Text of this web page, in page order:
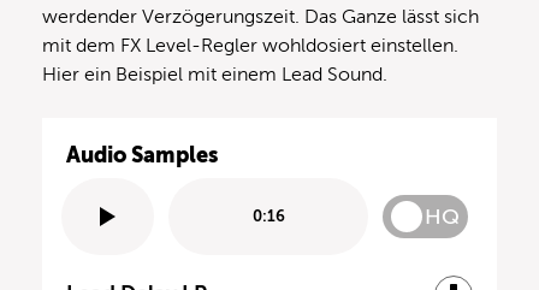
werdender Verzögerungszeit. Das Ganze lässt sich
mit dem FX Level-Regler wohldosiert einstellen.
Hier ein Beispiel mit einem Lead Sound.
Audio Samples
0:16 HQ